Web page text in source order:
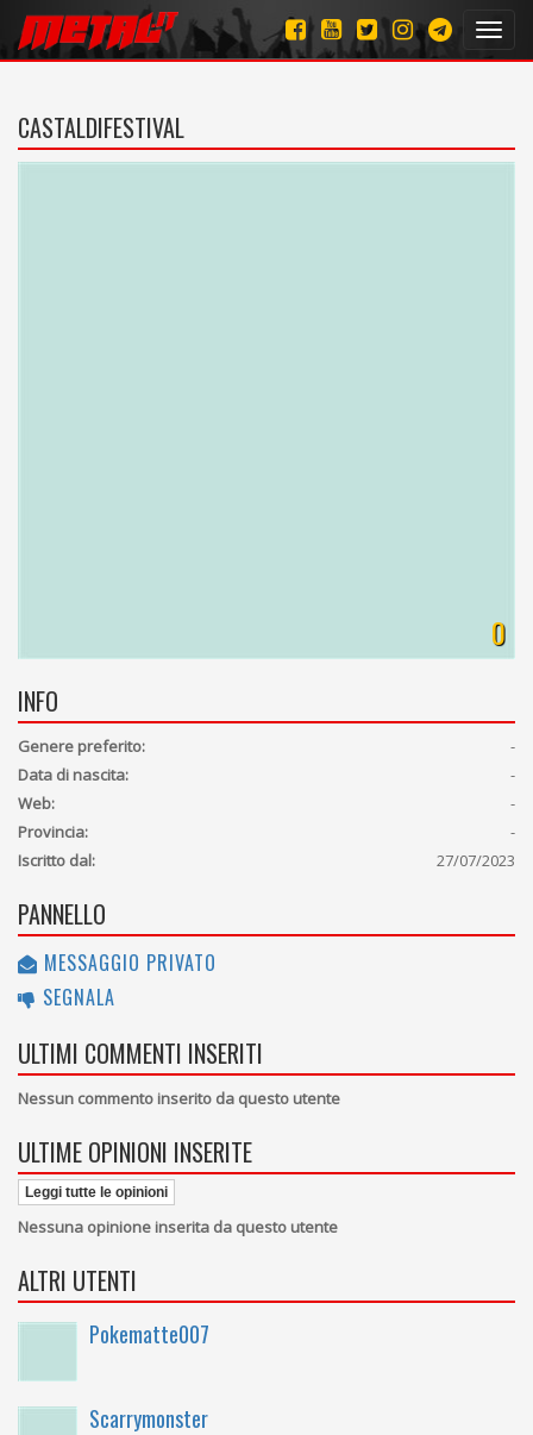
CASTALDIFESTIVAL
0
INFO
Genere preferito:
-
Data di nascita:
-
Web:
-
Provincia:
-
Iscritto dal:
27/07/2023
PANNELLO
MESSAGGIO PRIVATO
SEGNALA
ULTIMI COMMENTI INSERITI
Nessun commento inserito da questo utente
ULTIME OPINIONI INSERITE
Leggi tutte le opinioni
Nessuna opinione inserita da questo utente
ALTRI UTENTI
Pokematte007
Scarrymonster